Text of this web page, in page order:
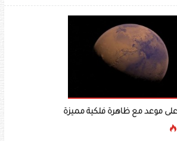
موعد مع ظاهرة فلكية مميزة